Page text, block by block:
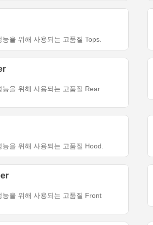
능을 위해 사용되는 고품질 Tops.
능을 위해 사용되는 고품질 Rear
능을 위해 사용되는 고품질 Hood.
능을 위해 사용되는 고품질 Front